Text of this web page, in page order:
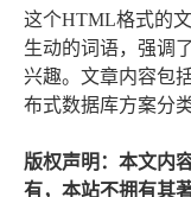
这个HTML格式的
生动的词语，强调
兴趣。文章内容包
布式数据库方案分
版权声明：本文内
有，本站不拥有其